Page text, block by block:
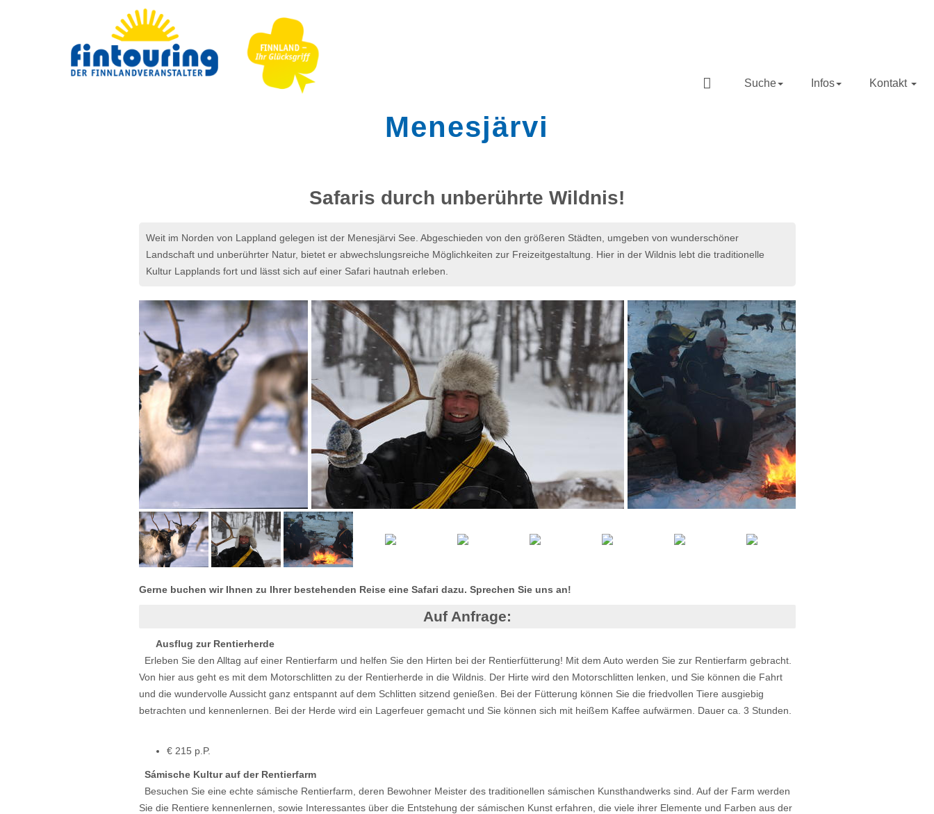
Suche Infos Kontakt
Menesjärvi
Safaris durch unberührte Wildnis!
Weit im Norden von Lappland gelegen ist der Menesjärvi See. Abgeschieden von den größeren Städten, umgeben von wunderschöner
Landschaft und unberührter Natur, bietet er abwechslungsreiche Möglichkeiten zur Freizeitgestaltung. Hier in der Wildnis lebt die traditionelle
Kultur Lapplands fort und lässt sich auf einer Safari hautnah erleben.
Gerne buchen wir Ihnen zu Ihrer bestehenden Reise eine Safari dazu. Sprechen Sie uns an!
Auf Anfrage:
Ausflug zur Rentierherde
Erleben Sie den Alltag auf einer Rentierfarm und helfen Sie den Hirten bei der Rentierfütterung! Mit dem Auto werden Sie zur Rentierfarm gebracht.
Von hier aus geht es mit dem Motorschlitten zu der Rentierherde in die Wildnis. Der Hirte wird den Motorschlitten lenken, und Sie können die Fahrt
und die wundervolle Aussicht ganz entspannt auf dem Schlitten sitzend genießen. Bei der Fütterung können Sie die friedvollen Tiere ausgiebig
betrachten und kennenlernen. Bei der Herde wird ein Lagerfeuer gemacht und Sie können sich mit heißem Kaffee aufwärmen. Dauer ca. 3 Stunden.
€ 215 p.P.
Sámische Kultur auf der Rentierfarm
Besuchen Sie eine echte sámische Rentierfarm, deren Bewohner Meister des traditionellen sámischen Kunsthandwerks sind. Auf der Farm werden
Sie die Rentiere kennenlernen, sowie Interessantes über die Entstehung der sámischen Kunst erfahren, die viele ihrer Elemente und Farben aus der